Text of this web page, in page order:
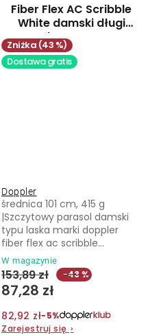
Fiber Flex AC Scribble
White damski długi
parasol automatyczny
(43 %)
Dostawa gratis
Doppler
W magazynie
87,28 zł
153,89 zł −43 %
82,92 zł−5%
Zarejestruj się ›
średnica 101 cm, 415 g
|Szczytowy parasol damski
typu laska marki doppler
fiber flex ac scribble...